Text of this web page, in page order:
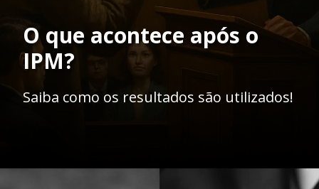
O que acontece após o
IPM?
Saiba como os resultados são utilizados!